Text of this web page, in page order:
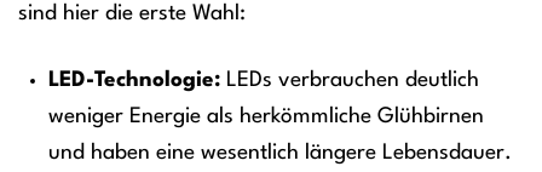
sind hier die erste Wahl:
LED-Technologie:LEDs verbrauchen deutlich
weniger Energie als herkömmliche Glühbirnen
und haben eine wesentlich längere Lebensdauer.